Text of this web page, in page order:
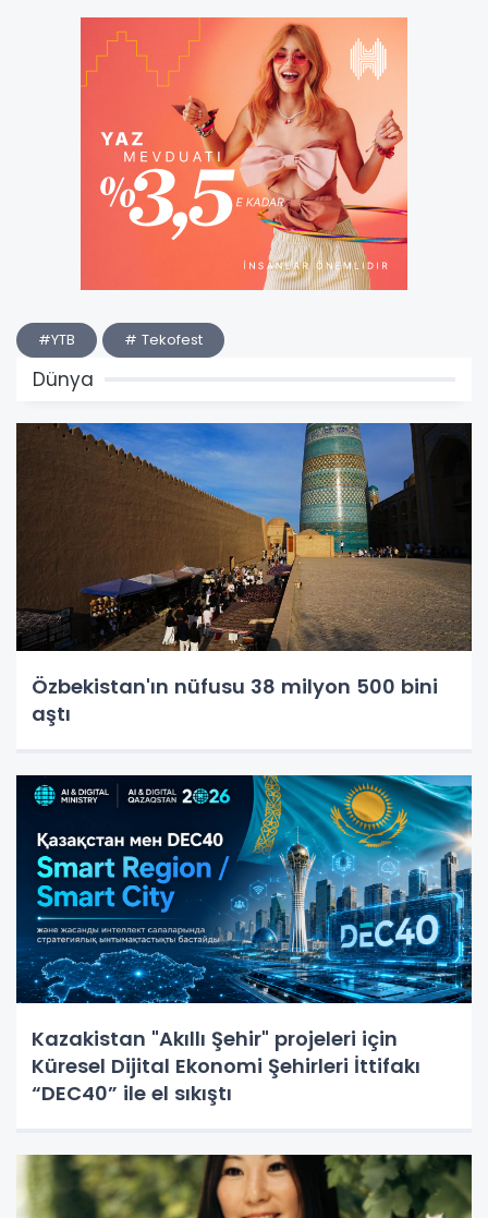
#YTB # Tekofest
Dünya
Özbekistan'ın nüfusu 38 milyon 500 bini
aştı
Kazakistan "Akıllı Şehir" projeleri için
Küresel Dijital Ekonomi Şehirleri İttifakı
“DEC40” ile el sıkıştı